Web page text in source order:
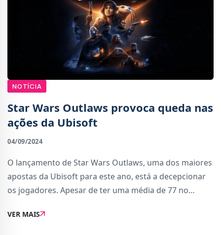
NOTÍCIA
Star Wars Outlaws provoca queda nas
ações da Ubisoft
04/09/2024
O lançamento de Star Wars Outlaws, uma dos maiores
apostas da Ubisoft para este ano, está a decepcionar
os jogadores. Apesar de ter uma média de 77 no
análises dos utilizadores uns furos aba
VER MAIS